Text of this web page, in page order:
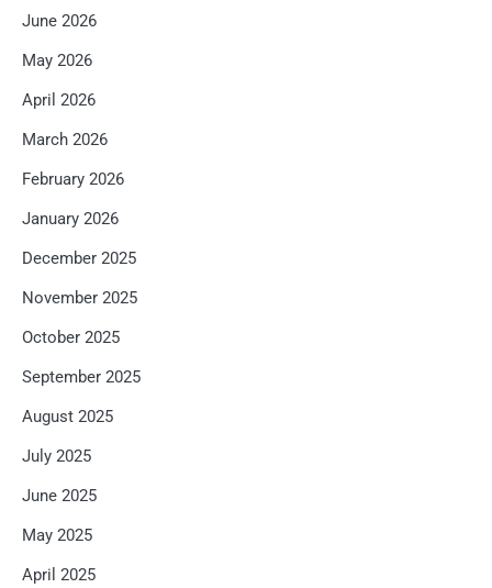
June 2026
May 2026
April 2026
March 2026
February 2026
January 2026
December 2025
November 2025
October 2025
September 2025
August 2025
July 2025
June 2025
May 2025
April 2025